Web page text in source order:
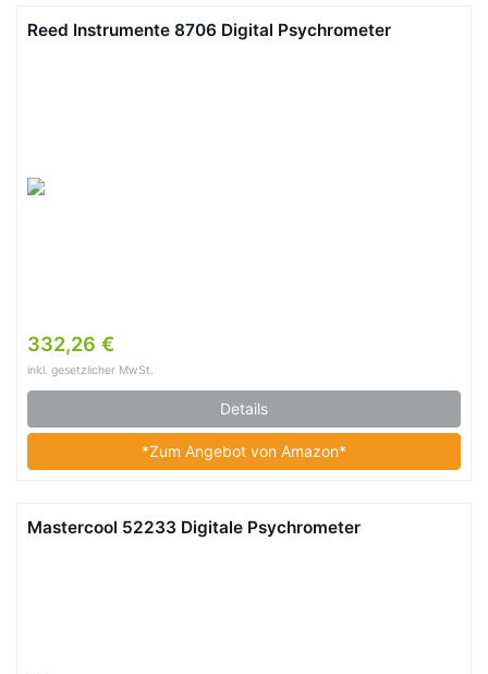
Reed Instrumente 8706 Digital Psychrometer
332,26 €
inkl. gesetzlicher MwSt.
Details
*Zum Angebot von Amazon*
Mastercool 52233 Digitale Psychrometer